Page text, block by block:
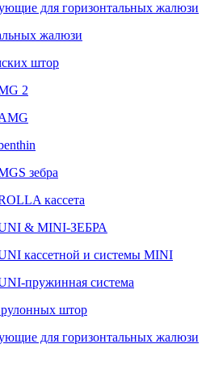
для горизонтальных жалюзи
жалюзи
штор
2
зебра
кассета
& MINI-ЗЕБРА
кассетной и системы MINI
пружинная система
штор
для горизонтальных жалюзи